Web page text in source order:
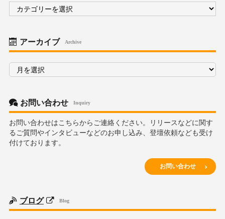
ゴ
アーカイブ Archive
ア
カ
お問い合わせ Inquiry
お問い合わせはこちらからご連絡ください。リリースなどに関す
るご質問やインタビューなどのお申し込み、登壇依頼なども受け
付けております。
お問い合わせ
ブログ Blog